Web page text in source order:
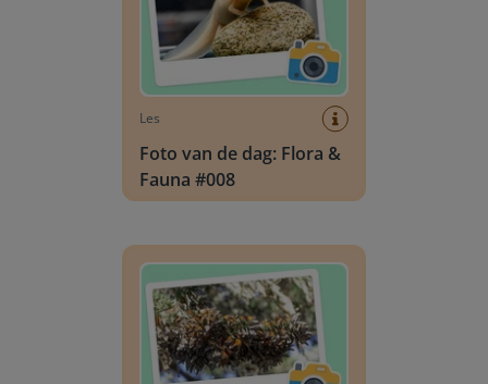
Les
Foto van de dag: Flora &
Fauna #008